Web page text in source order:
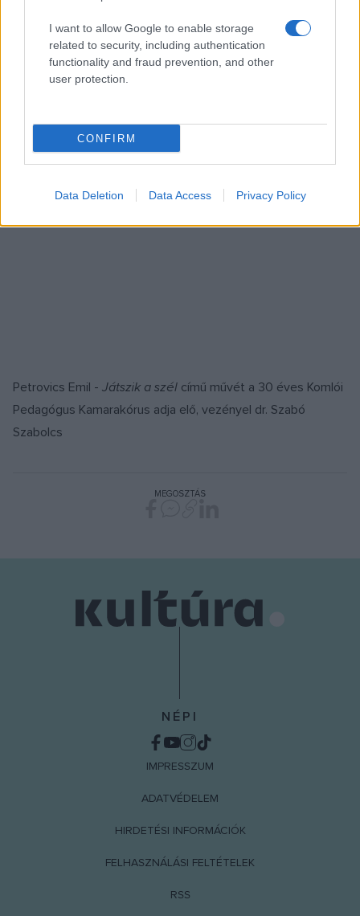
I want to allow Google to enable storage
related to security, including authentication
functionality and fraud prevention, and other
user protection.
CONFIRM
Data Deletion Data Access Privacy Policy
kapcsolódóan személyes sorsának alakulásáról vall a szerző,
hogy kirajzolódhasson egy kalandos utat megjárt művész és
közéleti ember portréja.
Petrovics Emil - Játszik a szél című művét a 30 éves Komlói
Pedagógus Kamarakórus adja elő, vezényel dr. Szabó
Szabolcs
MEGOSZTÁS
NÉPI
IMPRESSZUM
ADATVÉDELEM
HIRDETÉSI INFORMÁCIÓK
FELHASZNÁLÁSI FELTÉTELEK
RSS